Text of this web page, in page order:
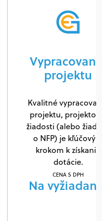
projektu
Kvalitné
projektu,
žiadosti (alebo
o NFP) je
krokom k získaniu
dotácie.
CENA S DPH
Na